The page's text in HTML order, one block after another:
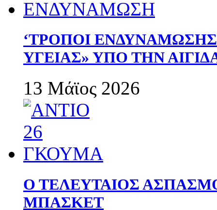
‘ΤΡΟΠΟΙ
ΥΓΕΙΑΣ» ΥΠΟ ΤΗΝ
13 Μάϊος 2026
Ο ΤΕΛΕΥΤΑΙΟΣ
ΜΠΑΣΚΕΤ